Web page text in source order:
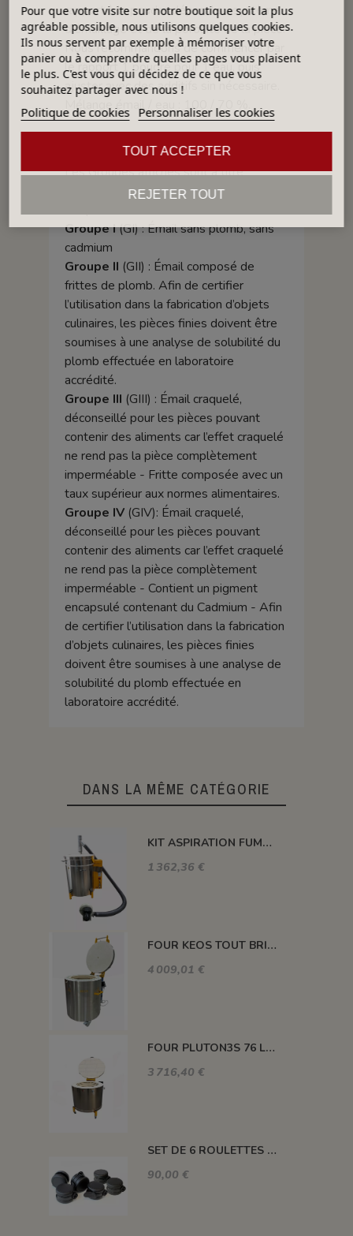
rapport à la poudre dépend su système
d'émaillage et de la porosité de la pièce.
Nous recommandons de commencer par
le rapport 1 poudre pour 1 eau, puis
ajuster avec des additifs sin nécessaire.
Mélange émail / eau : 100 / 70 %.
Les Groupes affichés sont à titre
indicatifs. Ils ne peuvent ni garantir, ni
Groupe I(GI) : Émail sans plomb, sans
cadmium
Groupe II (GII) : Émail composé de
frittes de plomb. Afin de certifier
l’utilisation dans la fabrication d’objets
culinaires, les pièces finies doivent être
soumises à une analyse de solubilité du
plomb effectuée en laboratoire
accrédité.
Groupe III (GIII) : Émail craquelé,
déconseillé pour les pièces pouvant
contenir des aliments car l’effet craquelé
ne rend pas la pièce complètement
imperméable - Fritte composée avec un
taux supérieur aux normes alimentaires.
Groupe IV(GIV): Émail craquelé,
déconseillé pour les pièces pouvant
contenir des aliments car l’effet craquelé
ne rend pas la pièce complètement
imperméable - Contient un pigment
encapsulé contenant du Cadmium - Afin
de certifier l’utilisation dans la fabrication
d’objets culinaires, les pièces finies
doivent être soumises à une analyse de
solubilité du plomb effectuée en
laboratoire accrédité.
DANS LA MÊME CATÉGORIE
KIT ASPIRATION FUMEE ET ODEUR POUR FOUR PLUTON
1 362,36 €
FOUR KEOS TOUT BRIQUES 91 L 1320°C
4 009,01 €
FOUR PLUTON3S 76 L 1300°C
3 716,40 €
SET DE 6 ROULETTES POUR LES FOURS DE M100 A M220
90,00 €
Pour que votre visite sur notre boutique soit la plus
agréable possible, nous utilisons quelques cookies.
Ils nous servent par exemple à mémoriser votre
panier ou à comprendre quelles pages vous plaisent
le plus. C'est vous qui décidez de ce que vous
souhaitez partager avec nous !
Politique de cookies Personnaliser les cookies
REJETER TOUT
TOUT ACCEPTER